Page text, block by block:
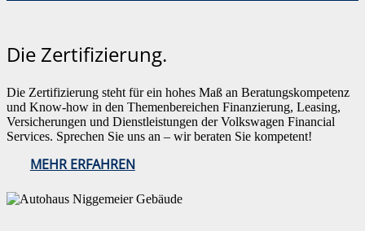
Die Zertifizierung.
Die Zertifizierung steht für ein hohes Maß an Beratungskompetenz
und Know-how in den Themenbereichen Finanzierung, Leasing,
Versicherungen und Dienstleistungen der Volkswagen Financial
Services. Sprechen Sie uns an – wir beraten Sie kompetent!
MEHR ERFAHREN